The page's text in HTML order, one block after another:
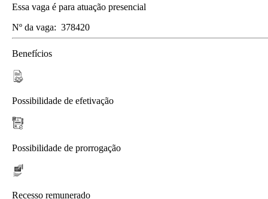
Essa vaga é para atuação presencial
Nº da vaga: 378420
Benefícios
Possibilidade de efetivação
Possibilidade de prorrogação
Recesso remunerado